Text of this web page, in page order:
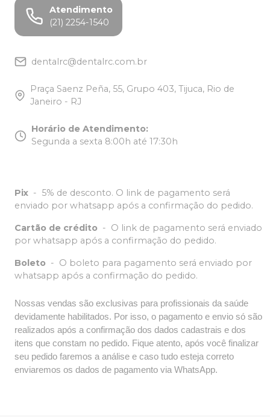
Atendimento
(21) 2254-1540
dentalrc@dentalrc.com.br
Praça Saenz Peña, 55, Grupo 403, Tijuca, Rio de
Janeiro - RJ
Horário de Atendimento:
Segunda a sexta 8:00h até 17:30h
Pix - 5% de desconto. O link de pagamento será
enviado por whatsapp após a confirmação do pedido.
Cartão de crédito - O link de pagamento será enviado
por whatsapp após a confirmação do pedido.
Boleto - O boleto para pagamento será enviado por
whatsapp após a confirmação do pedido.
Nossas vendas são exclusivas para profissionais da saúde
devidamente habilitados. Por isso, o pagamento e envio só são
realizados após a confirmação dos dados cadastrais e dos
itens que constam no pedido. Fique atento, após você finalizar
seu pedido faremos a análise e caso tudo esteja correto
enviaremos os dados de pagamento via WhatsApp.